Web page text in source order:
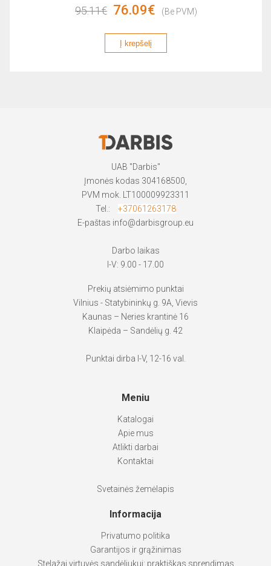
95.11€ 76.09€ (Be PVM)
Į krepšelį
UAB "Darbis"
Įmonės kodas 304168500,
PVM mok. LT100009923311
Tel.:
+37061263178
E-paštas info@darbisgroup.eu
Darbo laikas
I-V: 9.00 - 17.00
Prekių atsiėmimo punktai
Vilnius - Statybininkų g. 9A, Vievis
Kaunas – Neries krantinė 16
Klaipėda – Sandėlių g. 42
Punktai dirba I-V, 12-16 val.
Meniu
Katalogai
Apie mus
Atlikti darbai
Kontaktai
Svetainės žemėlapis
Informacija
Privatumo politika
Garantijos ir grąžinimas
Stelažai virtuvės sandėliukui: praktiškas sprendimas